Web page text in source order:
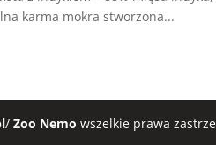
karma mokra stworzona...
/Zoo Nemo wszelkie prawa